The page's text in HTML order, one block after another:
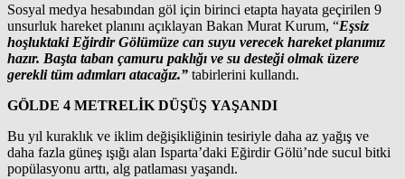
Sosyal medya hesabından göl için birinci etapta hayata geçirilen 9
unsurluk hareket planını açıklayan Bakan Murat Kurum, “Eşsiz
hoşluktaki Eğirdir Gölümüze can suyu verecek hareket planımız
hazır. Başta taban çamuru paklığı ve su desteği olmak üzere
gerekli tüm adımları atacağız.” tabirlerini kullandı.
GÖLDE 4 METRELİK DÜŞÜŞ YAŞANDI
Bu yıl kuraklık ve iklim değişikliğinin tesiriyle daha az yağış ve
daha fazla güneş ışığı alan Isparta’daki Eğirdir Gölü’nde sucul bitki
popülasyonu arttı, alg patlaması yaşandı.